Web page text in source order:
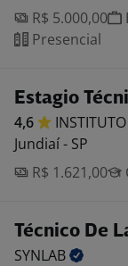
R$ 5.000,00
Presencial
Estagio
4,6
Jundiaí - SP
R$ 1.621,00
Técnico De
SYNLAB